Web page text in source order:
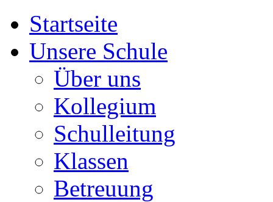
Startseite
Unsere Schule
Über uns
Kollegium
Schulleitung
Klassen
Betreuung